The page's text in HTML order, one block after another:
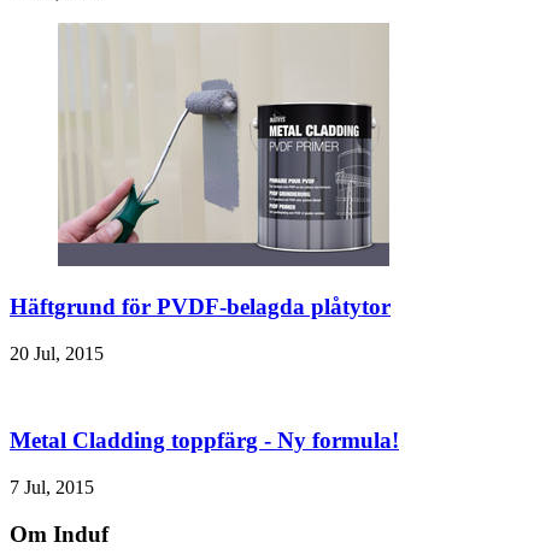
Häftgrund för PVDF-belagda plåtytor
20 Jul, 2015
Metal Cladding toppfärg - Ny formula!
7 Jul, 2015
Om Induf